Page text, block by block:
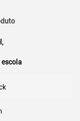
,
escola